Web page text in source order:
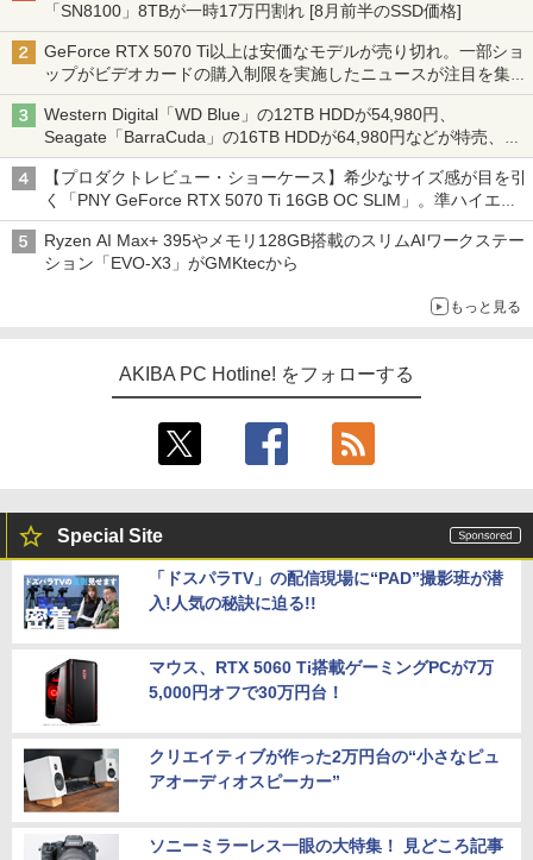
「SN8100」8TBが一時17万円割れ [8月前半のSSD価格]
GeForce RTX 5070 Ti以上は安価なモデルが売り切れ。一部ショ
ップがビデオカードの購入制限を実施したニュースが注目を集め
る AKIBA PC Hotline! 先週のアクセスランキング 26年7月27日～
26年8月3日
Western Digital「WD Blue」の12TB HDDが54,980円、
Seagate「BarraCuda」の16TB HDDが64,980円などが特売、
NAS・ビジネス向けは上昇傾向 [8月前半のHDD価格]
【プロダクトレビュー・ショーケース】希少なサイズ感が目を引
く「PNY GeForce RTX 5070 Ti 16GB OC SLIM」。準ハイエン
ドでも2スロット厚で長さ30cm切り！スリムボディでもパフォ
ーマンスと冷却は万全 text by 内田 泰仁
Ryzen AI Max+ 395やメモリ128GB搭載のスリムAIワークステー
ション「EVO-X3」がGMKtecから
もっと見る
AKIBA PC Hotline! をフォローする
Special Site
「ドスパラTV」の配信現場に“PAD”撮影班が潜
入!人気の秘訣に迫る!!
マウス、RTX 5060 Ti搭載ゲーミングPCが7万
5,000円オフで30万円台！
クリエイティブが作った2万円台の“小さなピュ
アオーディオスピーカー”
ソニーミラーレス一眼の大特集！ 見どころ記事